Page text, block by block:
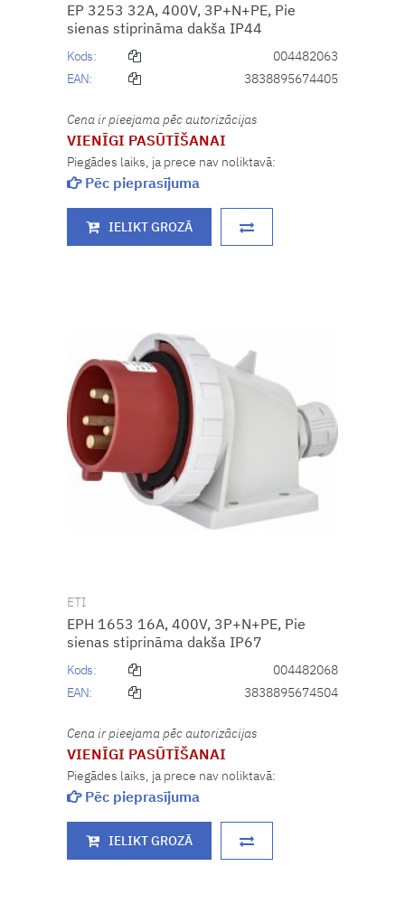
EP 3253 32A, 400V, 3P+N+PE, Pie
sienas stiprināma dakša IP44
Kods:
004482063
EAN:
3838895674405
Cena ir pieejama pēc autorizācijas
VIENĪGI PASŪTĪŠANAI
Piegādes laiks, ja prece nav noliktavā:
Pēc pieprasījuma
IELIKT GROZĀ
ETI
EPH 1653 16A, 400V, 3P+N+PE, Pie
sienas stiprināma dakša IP67
Kods:
004482068
EAN:
3838895674504
Cena ir pieejama pēc autorizācijas
VIENĪGI PASŪTĪŠANAI
Piegādes laiks, ja prece nav noliktavā:
Pēc pieprasījuma
IELIKT GROZĀ